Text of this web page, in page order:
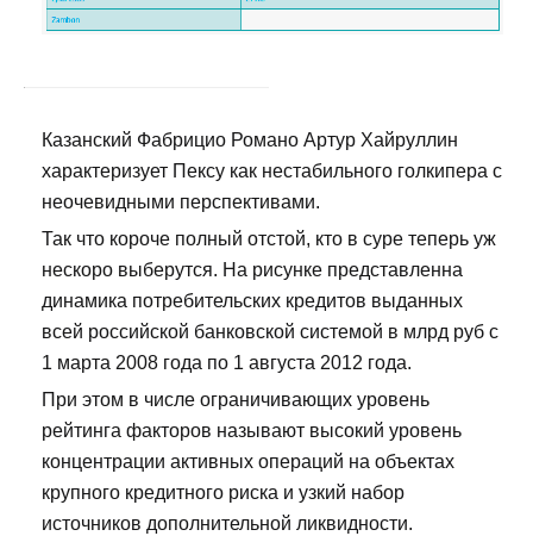
Казанский Фабрицио Романо Артур Хайруллин
характеризует Пексу как нестабильного голкипера с
неочевидными перспективами.
Так что короче полный отстой, кто в суре теперь уж
нескоро выберутся. На рисунке представленна
динамика потребительских кредитов выданных
всей российской банковской системой в млрд руб с
1 марта 2008 года по 1 августа 2012 года.
При этом в числе ограничивающих уровень
рейтинга факторов называют высокий уровень
концентрации активных операций на объектах
крупного кредитного риска и узкий набор
источников дополнительной ликвидности.